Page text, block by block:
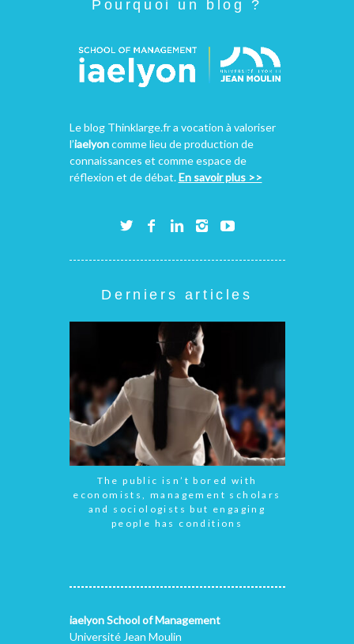
Pourquoi un blog ?
Le blog Thinklarge.fr a vocation à valoriser
l’iaelyoncomme lieu de production de
connaissances et comme espace de
réflexion et de débat.En savoir plus >>
Derniers articles
The public isn’t bored with
economists, management scholars
and sociologists but engaging
people has conditions
iaelyon School of Management
Université Jean Moulin